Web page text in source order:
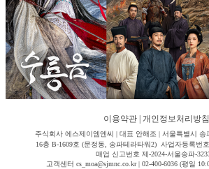
이용약관 개인정보처리방침
주식회사 에스제이엠엔씨 | 대표 안해조 | 서울특별시 송
16층 B-1609호 (문정동, 송파테라타워2) 사업자등록번
매업 신고번호 제-2024-서울송파-
고객센터 cs_moa@sjmnc.co.kr | 02-400-6036 (평일